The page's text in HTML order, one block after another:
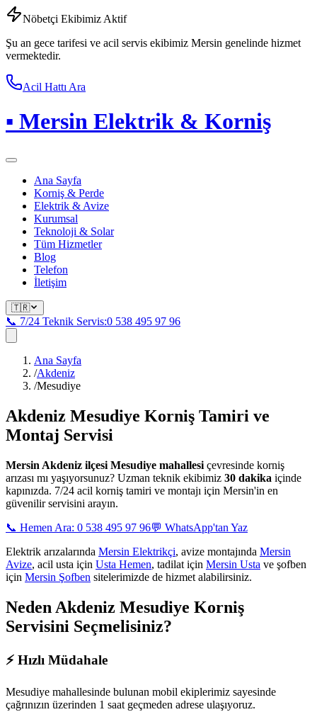
Nöbetçi Ekibimiz Aktif
Şu an gece tarifesi ve acil servis ekibimiz Mersin genelinde hizmet
vermektedir.
Acil Hattı Ara
▪ Mersin Elektrik & Korniş
Ana Sayfa
Korniş & Perde
Elektrik & Avize
Kurumsal
Teknoloji & Solar
Tüm Hizmetler
Blog
Telefon
İletişim
🇹🇷
📞 7/24 Teknik Servis:0 538 495 97 96
Ana Sayfa
/Akdeniz
/Mesudiye
Akdeniz Mesudiye Korniş Tamiri ve
Montaj Servisi
Mersin Akdeniz ilçesi Mesudiye mahallesi çevresinde korniş
arızası mı yaşıyorsunuz? Uzman teknik ekibimiz 30 dakika içinde
kapınızda. 7/24 acil korniş tamiri ve montajı için Mersin'in en
güvenilir servisini arayın.
📞 Hemen Ara: 0 538 495 97 96💬 WhatsApp'tan Yaz
Elektrik arızalarında Mersin Elektrikçi, avize montajında Mersin
Avize, acil usta için Usta Hemen, tadilat için Mersin Usta ve şofben
için Mersin Şofben sitelerimizde de hizmet alabilirsiniz.
Neden Akdeniz Mesudiye Korniş
Servisini Seçmelisiniz?
⚡ Hızlı Müdahale
Mesudiye mahallesinde bulunan mobil ekiplerimiz sayesinde
çağrınızın üzerinden 1 saat geçmeden adrese ulaşıyoruz.